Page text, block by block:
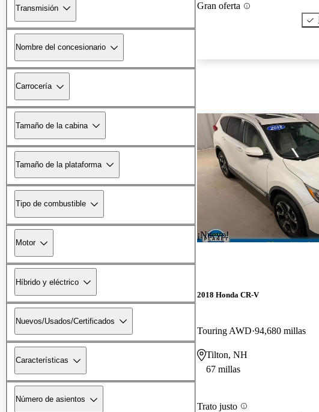
Transmisión
Nombre del concesionario
Carrocería
Tamaño de la cabina
Tamaño de la plataforma
Tipo de combustible
Motor
Híbrido y eléctrico
Nuevos/Usados/Certificados
Características
Número de asientos
Gran oferta
¡Nuevo!
2018 Honda CR-V
Touring AWD 94,680 millas
Tilton, NH
67 millas
Trato justo